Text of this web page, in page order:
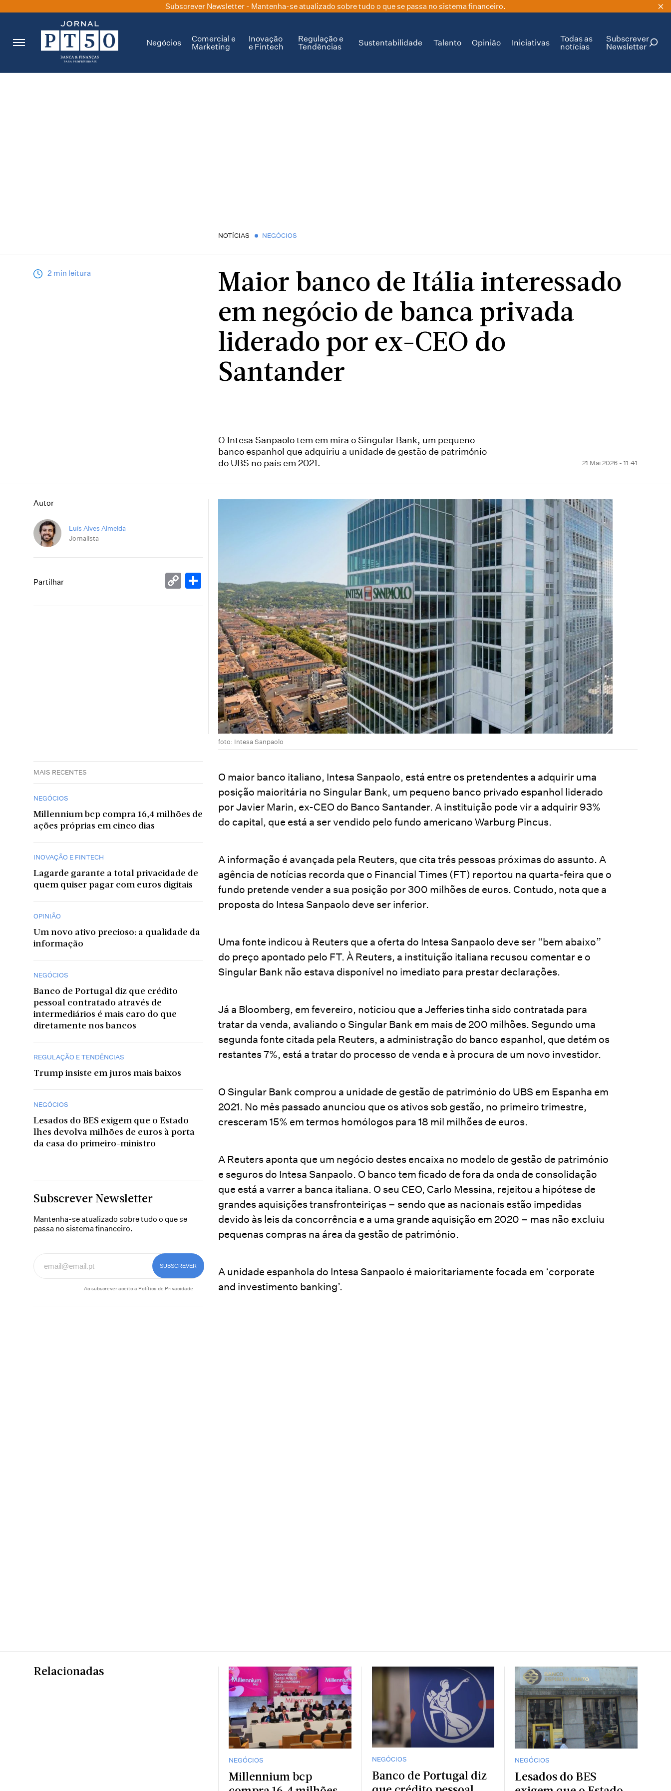
Subscrever Newsletter - Mantenha-se atualizado sobre tudo o que se passa no sistema financeiro.
Negócios
Comercial e
Marketing
Inovação
e Fintech
Regulação e
Tendências
Sustentabilidade Talento Opinião Iniciativas
Todas as
notícias
Subscrever
Newsletter
NOTÍCIAS NEGÓCIOS
2 min leitura
Maior banco de Itália interessado
em negócio de banca privada
liderado por ex-CEO do
Santander
O Intesa Sanpaolo tem em mira o Singular Bank, um pequeno
banco espanhol que adquiriu a unidade de gestão de património
do UBS no país em 2021.
21 Mai 2026 - 11:41
Autor
Luís Alves Almeida
Jornalista
Partilhar
CopyShare
MAIS RECENTES
NEGÓCIOS
Millennium bcp compra 16,4 milhões de
ações próprias em cinco dias
INOVAÇÃO E FINTECH
Lagarde garante a total privacidade de
quem quiser pagar com euros digitais
OPINIÃO
Um novo ativo precioso: a qualidade da
informação
NEGÓCIOS
Banco de Portugal diz que crédito
pessoal contratado através de
intermediários é mais caro do que
diretamente nos bancos
REGULAÇÃO E TENDÊNCIAS
Trump insiste em juros mais baixos
NEGÓCIOS
Lesados do BES exigem que o Estado
lhes devolva milhões de euros à porta
da casa do primeiro-ministro
Subscrever Newsletter
Mantenha-se atualizado sobre tudo o que se
passa no sistema financeiro.
Ao subscrever aceito a Política de Privacidade
foto: Intesa Sanpaolo
O maior banco italiano, Intesa Sanpaolo, está entre os pretendentes a adquirir uma
posição maioritária no Singular Bank, um pequeno banco privado espanhol liderado
por Javier Marin, ex-CEO do Banco Santander. A instituição pode vir a adquirir 93%
do capital, que está a ser vendido pelo fundo americano Warburg Pincus.
A informação é avançada pela Reuters, que cita três pessoas próximas do assunto. A
agência de notícias recorda que o Financial Times (FT) reportou na quarta-feira que o
fundo pretende vender a sua posição por 300 milhões de euros. Contudo, nota que a
proposta do Intesa Sanpaolo deve ser inferior.
Uma fonte indicou à Reuters que a oferta do Intesa Sanpaolo deve ser “bem abaixo”
do preço apontado pelo FT. À Reuters, a instituição italiana recusou comentar e o
Singular Bank não estava disponível no imediato para prestar declarações.
Já a Bloomberg, em fevereiro, noticiou que a Jefferies tinha sido contratada para
tratar da venda, avaliando o Singular Bank em mais de 200 milhões. Segundo uma
segunda fonte citada pela Reuters, a administração do banco espanhol, que detém os
restantes 7%, está a tratar do processo de venda e à procura de um novo investidor.
O Singular Bank comprou a unidade de gestão de património do UBS em Espanha em
2021. No mês passado anunciou que os ativos sob gestão, no primeiro trimestre,
cresceram 15% em termos homólogos para 18 mil milhões de euros.
A Reuters aponta que um negócio destes encaixa no modelo de gestão de património
e seguros do Intesa Sanpaolo. O banco tem ficado de fora da onda de consolidação
que está a varrer a banca italiana. O seu CEO, Carlo Messina, rejeitou a hipótese de
grandes aquisições transfronteiriças – sendo que as nacionais estão impedidas
devido às leis da concorrência e a uma grande aquisição em 2020 – mas não excluiu
pequenas compras na área da gestão de património.
A unidade espanhola do Intesa Sanpaolo é maioritariamente focada em ‘corporate
and investimento banking’.
Relacionadas
NEGÓCIOS
Millennium bcp
NEGÓCIOS
Banco de Portugal diz
NEGÓCIOS
Lesados do BES